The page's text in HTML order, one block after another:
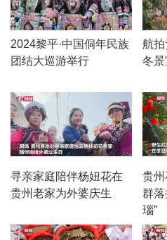
2024黎平·中国侗年民族
团结大巡游举行
航拍
冬景
寻亲家庭陪伴杨妞花在
贵州老家为外婆庆生
贵
群落
瑙”